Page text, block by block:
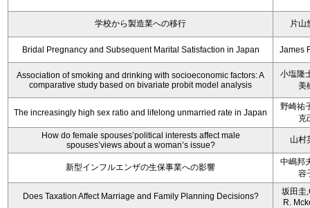
学校から製造業への移行 片山
Bridal Pregnancy and Subsequent Marital Satisfaction in Japan James
Association of smoking and drinking with socioeconomic factors: A
comparative study based on bivariate probit model analysis
小塩隆
美
The increasingly high sex ratio and lifelong unmarried rate in Japan
野崎祐
克
How do female spouses’political interests affect male
spouses’views about a woman’s issue?
山村
新型インフルエンザの生保事業への影響
中嶋邦
容
Does Taxation Affect Marriage and Family Planning Decisions?
坂田圭
R.